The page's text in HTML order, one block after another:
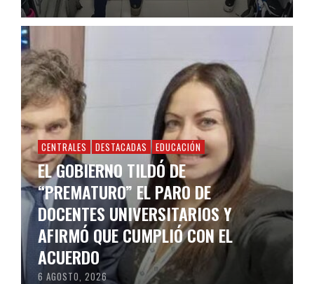
CENTRALES DESTACADAS EDUCACIÓN
EL GOBIERNO TILDÓ DE
“PREMATURO” EL PARO DE
DOCENTES UNIVERSITARIOS Y
AFIRMÓ QUE CUMPLIÓ CON EL
ACUERDO
6 AGOSTO, 2026